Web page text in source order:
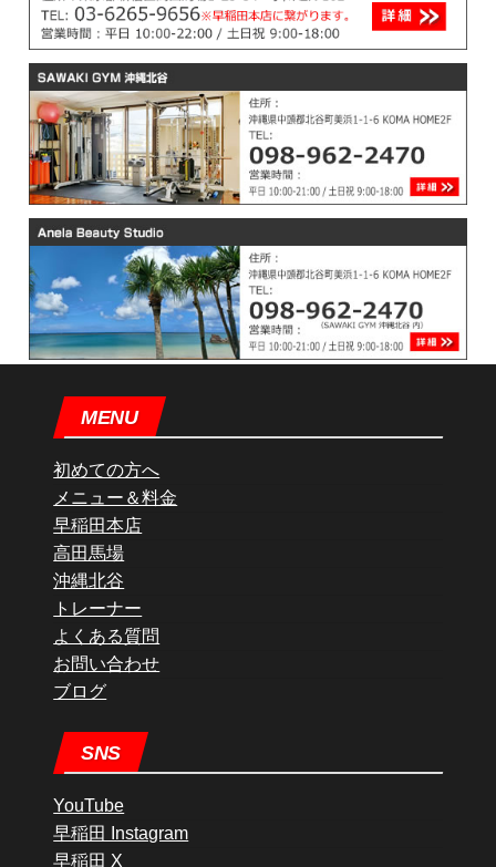
MENU
初めての方へ
メニュー＆料金
早稲田本店
高田馬場
沖縄北谷
トレーナー
よくある質問
お問い合わせ
ブログ
SNS
YouTube
早稲田 Instagram
早稲田 X